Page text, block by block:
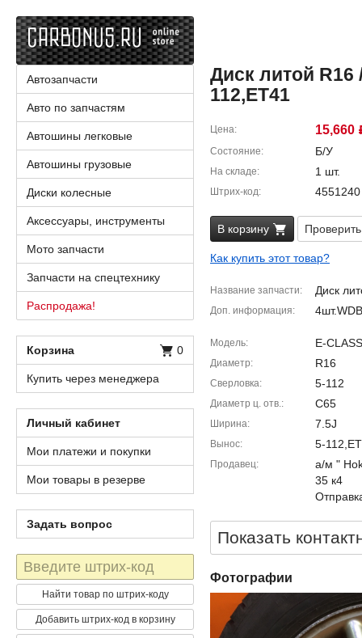
Диск литой R16
112,ET41
Цена 15,660
Состояние Б/У
На складе 1 шт.
Штрих-код 4551240
В корзину
Как купить этот товар?
Название запчасти Диск
Доп. информация
Модель E-
Диаметр R16
Сверловка 5-112
Диаметр ц. отв. C65
Ширина 7.5J
Вынос 5-
Продавец
а/м "
35 к4
Показать
Фотографии
Автозапчасти
Авто по запчастям
Автошины легковые
Автошины грузовые
Диски колесные
Аксессуары, инструменты
Мото запчасти
Запчасти на спецтехнику
Распродажа!
Корзина 0
Купить через менеджера
Личный кабинет
Мои платежи и покупки
Мои товары в резерве
Задать вопрос
Штрих-
код
Найти товар по штрих-коду
Добавить штрих-код в корзину